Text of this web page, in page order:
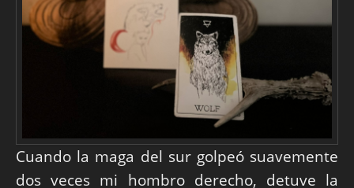
Cuando la maga del sur golpeó suavemente
dos veces mi hombro derecho, detuve la